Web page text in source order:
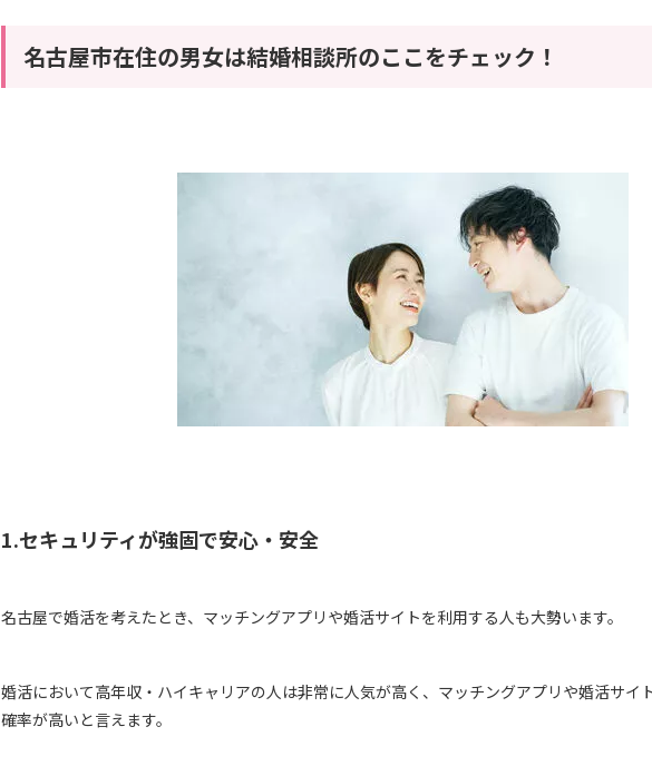
名古屋市在住の男女は結婚相談所のここをチェック！
1.セキュリティが強固で安心・安全
名古屋で婚活を考えたとき、マッチングアプリや婚活サイトを利用する人も大勢います。
婚活において高年収・ハイキャリアの人は非常に人気が高く、マッチングアプリや婚活サイ
確率が高いと言えます。